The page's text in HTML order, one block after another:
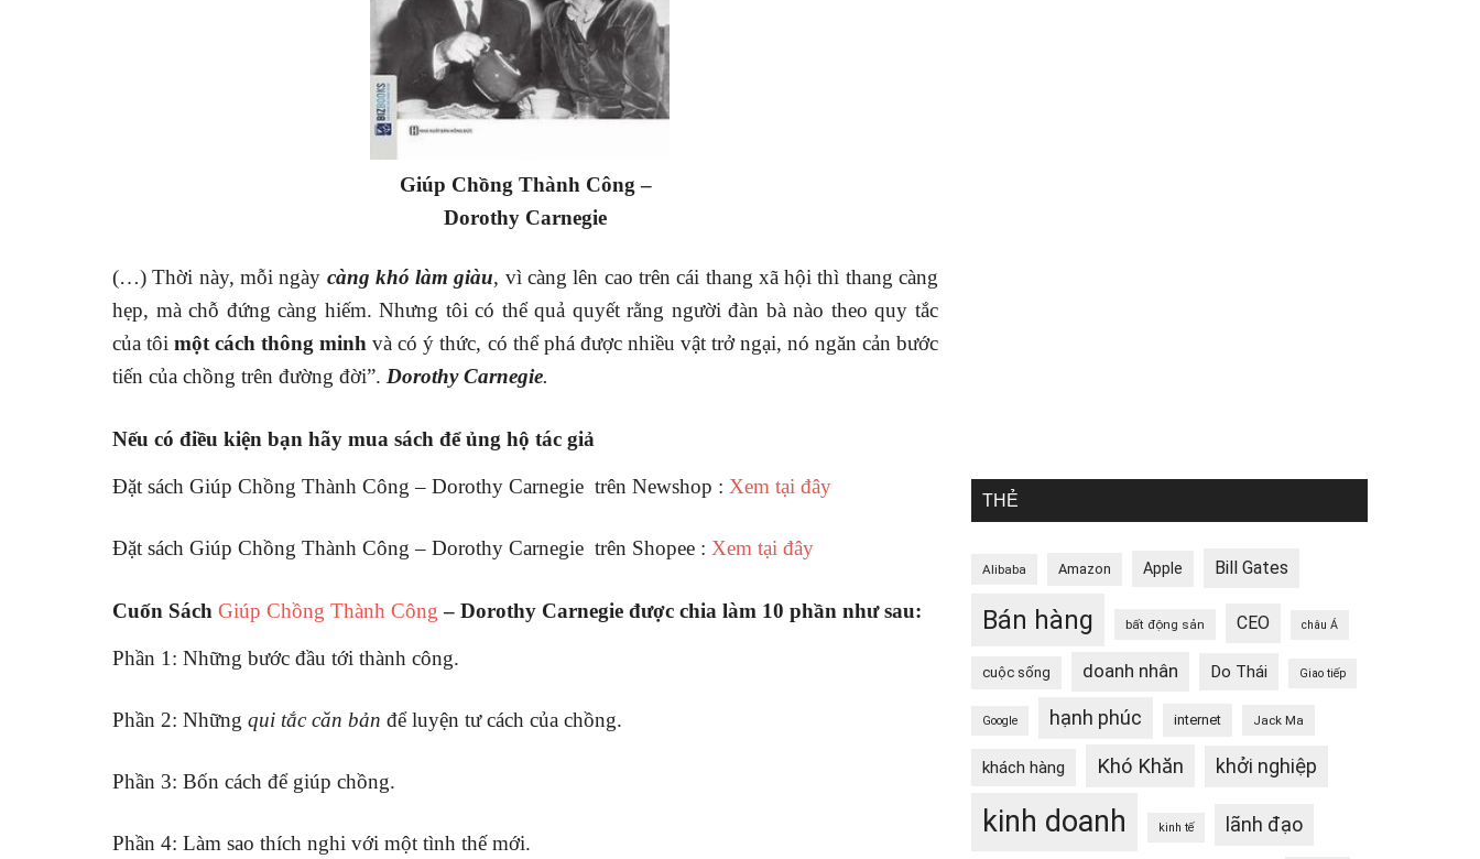
Giúp Chồng Thành Công –
Dorothy Carnegie
(…) Thời này, mỗi ngày càng khó làm giàu, vì càng lên cao trên cái thang xã hội thì thang càng
hẹp, mà chỗ đứng càng hiếm. Nhưng tôi có thể quả quyết rằng người đàn bà nào theo quy tắc
của tôimột cách thông minh và có ý thức, có thể phá được nhiều vật trở ngại, nó ngăn cản bước
tiến của chồng trên đường đời”. Dorothy Carnegie.
Nếu có điều kiện bạn hãy mua sách để ủng hộ tác giả
Đặt sách Giúp Chồng Thành Công – Dorothy Carnegie trên Newshop : Xem tại đây
Đặt sách Giúp Chồng Thành Công – Dorothy Carnegie trên Shopee : Xem tại đây
Cuốn Sách Giúp Chồng Thành Công – Dorothy Carnegie được chia làm 10 phần như sau:
Phần 1: Những bước đầu tới thành công.
Phần 2: Những qui tắc căn bản để luyện tư cách của chồng.
Phần 3: Bốn cách để giúp chồng.
Phần 4: Làm sao thích nghi với một tình thế mới.
THẺ
Alibaba Amazon Apple Bill Gates
Bán hàng bất động sản CEO châu Á
cuộc sống doanh nhân Do Thái Giao tiếp
Google hạnh phúc internet Jack Ma
khách hàng Khó Khăn khởi nghiệp
kinh doanh kinh tế lãnh đạo